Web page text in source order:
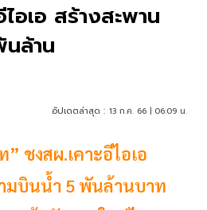
อเอ สร้างสะพาน
ล้าน
อัปเดตล่าสุด : 13 ก.ค. 66 | 06:09 น.
ชงสผ.เคาะอีไอเอ
มบินน้ำ 5 พันล้านบาท